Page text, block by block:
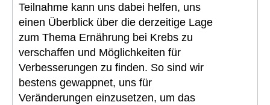
Teilnahme kann uns dabei helfen, uns
einen Überblick über die derzeitige Lage
zum Thema Ernährung bei Krebs zu
verschaffen und Möglichkeiten für
Verbesserungen zu finden. So sind wir
bestens gewappnet, uns für
Veränderungen einzusetzen, um das